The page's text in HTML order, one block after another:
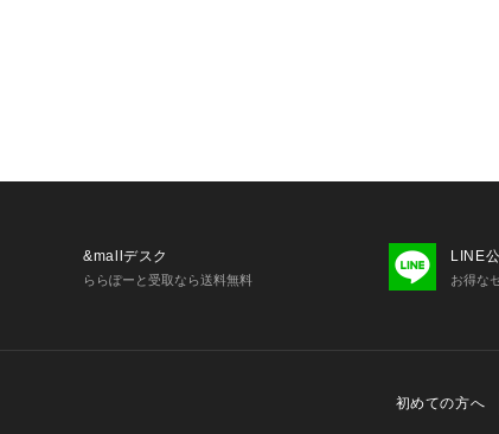
&mallデスク
ららぽーと受取なら送料無料
LINE
お得な
初めての方へ